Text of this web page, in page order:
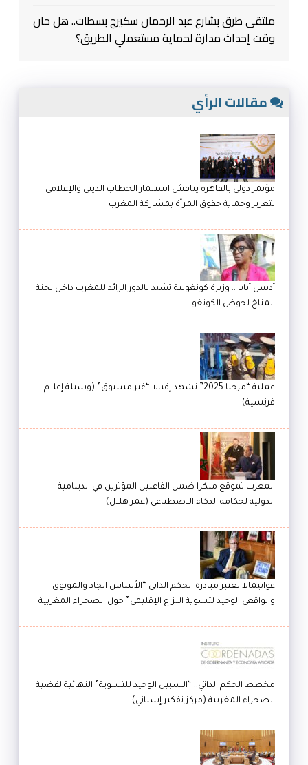
ملتقى طرق بشارع عبد الرحمان سكيرج بسطات.. هل حان
وقت إحداث مدارة لحماية مستعملي الطريق؟
مقالات الرأي
مؤتمر دولي بالقاهرة يناقش استثمار الخطاب الديني والإعلامي
لتعزيز وحماية حقوق المرأة بمشاركة المغرب
أديس أبابا .. وزيرة كونغولية تشيد بالدور الرائد للمغرب داخل لجنة
المناخ لحوض الكونغو
عملية “مرحبا 2025” تشهد إقبالا “غير مسبوق” (وسيلة إعلام
فرنسية)
المغرب تموقع مبكرا ضمن الفاعلين المؤثرين في الدينامية
الدولية لحكامة الذكاء الاصطناعي (عمر هلال)
غواتيمالا تعتبر مبادرة الحكم الذاتي “الأساس الجاد والموثوق
والواقعي الوحيد لتسوية النزاع الإقليمي” حول الصحراء المغربية
مخطط الحكم الذاتي.. “السبيل الوحيد للتسوية” النهائية لقضية
الصحراء المغربية (مركز تفكير إسباني)